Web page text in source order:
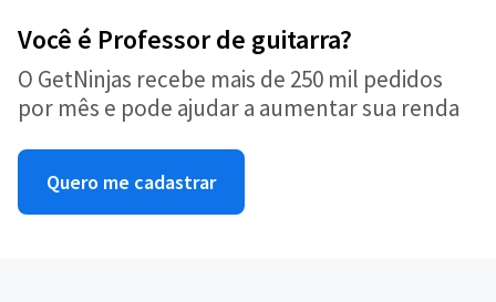
Você é Professor de guitarra?
O GetNinjas recebe mais de 250 mil pedidos
por mês e pode ajudar a aumentar sua renda
Quero me cadastrar